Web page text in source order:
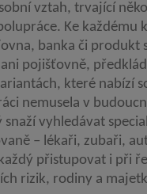
vztah, trvající
Ke každému
banka či produkt
pojišťovně,
které nabízí
nemusela v
snaží vyhledávat
– lékaři, zubaři,
přistupovat i při
rizik, rodiny a